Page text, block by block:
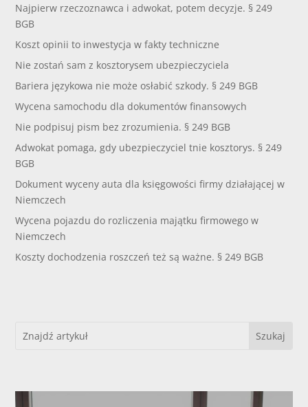
Najpierw rzeczoznawca i adwokat, potem decyzje. § 249
BGB
Koszt opinii to inwestycja w fakty techniczne
Nie zostań sam z kosztorysem ubezpieczyciela
Bariera językowa nie może osłabić szkody. § 249 BGB
Wycena samochodu dla dokumentów finansowych
Nie podpisuj pism bez zrozumienia. § 249 BGB
Adwokat pomaga, gdy ubezpieczyciel tnie kosztorys. § 249
BGB
Dokument wyceny auta dla księgowości firmy działającej w
Niemczech
Wycena pojazdu do rozliczenia majątku firmowego w
Niemczech
Koszty dochodzenia roszczeń też są ważne. § 249 BGB